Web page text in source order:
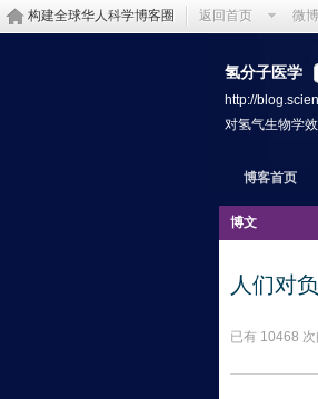
构建全球华人科学博客圈 返回首页 微博
氢分子医学
http://
对氢气生物学
博客首页
博文
人们对
已有 10468 次